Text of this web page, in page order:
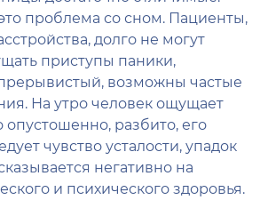
проблема со сном. Пациенты,
долго не могут
приступы паники,
возможны частые
На утро человек ощущает
разбито, его
чувство усталости, упадок
негативно на
и психического здоровья.